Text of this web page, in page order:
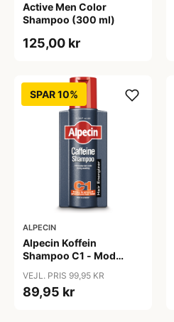
Active Men Color
Shampoo (300 ml)
125,00 kr
SPAR 10%
ALPECIN
Alpecin Koffein
Shampoo C1 - Mod
VEJL. PRIS 99,95 KR
89,95 kr